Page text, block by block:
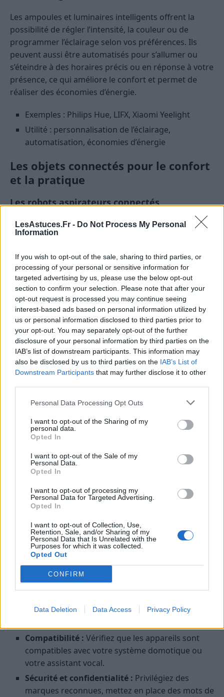
LesAstuces.Fr - Do Not Process My Personal
Information
If you wish to opt-out of the sale, sharing to third parties, or
processing of your personal or sensitive information for
targeted advertising by us, please use the below opt-out
section to confirm your selection. Please note that after your
opt-out request is processed you may continue seeing
interest-based ads based on personal information utilized by
us or personal information disclosed to third parties prior to
your opt-out. You may separately opt-out of the further
disclosure of your personal information by third parties on the
IAB’s list of downstream participants. This information may
also be disclosed by us to third parties on the IAB’s List of
Downstream Participants that may further disclose it to other
Personal Data Processing Opt Outs
I want to opt-out of the Sharing of my
personal data.
Opted In
I want to opt-out of the Sale of my
Personal Data.
Opted In
I want to opt-out of processing my
Personal Data for Targeted Advertising.
Opted In
I want to opt-out of Collection, Use,
Retention, Sale, and/or Sharing of my
Personal Data that Is Unrelated with the
Purposes for which it was collected.
Opted Out
CONFIRM
Data Deletion Data Access Privacy Policy
Les ampoules et luminaires intelligents offrent la
possibilité de régler l’intensité, la couleur ou de
programmer l’éclairage selon vos préférences. Ils
peuvent aussi être automatisés pour s’allumer ou
s’éteindre à des horaires précis ou en réponse à votre
présence, ce qui améliore le confort et permet de
réaliser des économies d’énergie.
Exemples : Philips Hue, LIFX, Xiaomi Yeelight
Utilité : personnalisation de l’éclairage,
automatisation, économies d’énergie
Les objets connectés pour le confort
et la pratique
Les robots aspirateurs connectés
Les robots aspirateurs permettent de maintenir un
sol propre sans effort. Connectés à une application
des horaires précis, revenir automatiquement à leur
station de charge ou même cartographier votre
intérieur pour un nettoyage ciblé.
Exemples : iRobot Roomba, Roborock, Dyson 360
Eye
Utilité : gain de temps, nettoyage régulier, gestion
à distance
Les thermostats d’ambiance et capteurs de
Les capteurs de qualité de l’air connectés permettent
de surveiller en permanence la pollution intérieure, le
taux d’humidité ou la présence de CO2. Associés à
des purificateurs d’air ou à des systèmes de
ventilation, ils contribuent à maintenir un
environnement sain et confortable.
Exemples : Netatmo, Awair, Xiaomi Air Quality
Monitor
ventilation
Ce qu’il faut considérer avant
d’investir dans des objets connectés
Avant de se lancer dans l’achat d’objets connectés
pour la maison, il est important de réfléchir à
plusieurs aspects :
Compatibilité : Vérifiez que les appareils sont
compatibles avec votre système domotique ou
votre assistant vocal.
Sécurité et confidentialité : Privilégiez des
marques reconnues, mettez en place des mots de